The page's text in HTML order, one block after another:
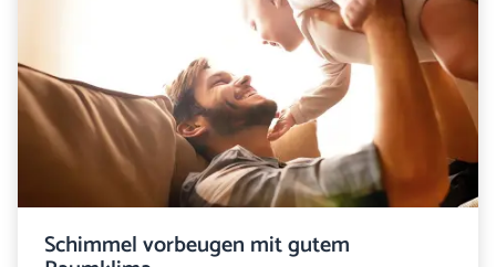
Schimmel vorbeugen mit gutem